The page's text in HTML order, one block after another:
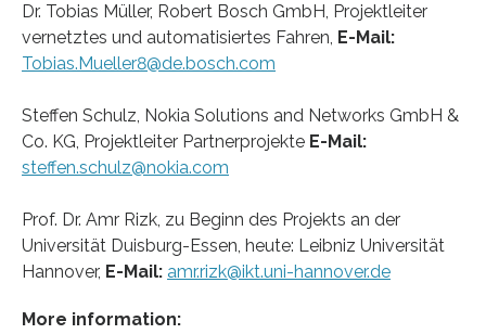
Dr. Tobias Müller, Robert Bosch GmbH, Projektleiter
vernetztes und automatisiertes Fahren, E-Mail:
Tobias.Mueller8@de.bosch.com
Steffen Schulz, Nokia Solutions and Networks GmbH &
Co. KG, Projektleiter Partnerprojekte E-Mail:
steffen.schulz@nokia.com
Prof. Dr. Amr Rizk, zu Beginn des Projekts an der
Universität Duisburg-Essen, heute: Leibniz Universität
Hannover, E-Mail: amr.rizk@ikt.uni-hannover.de
More information: